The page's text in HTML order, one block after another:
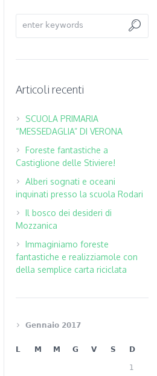
Articoli recenti
SCUOLA PRIMARIA
“MESSEDAGLIA” DI VERONA
Foreste fantastiche a
Castiglione delle Stiviere!
Alberi sognati e oceani
inquinati presso la scuola Rodari
Il bosco dei desideri di
Mozzanica
Immaginiamo foreste
fantastiche e realizziamole con
della semplice carta riciclata
Gennaio 2017
L M M G V S D
1